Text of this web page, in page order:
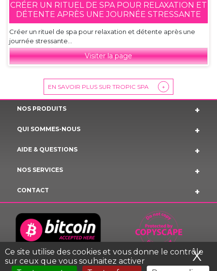
Ce site utilise des cookies et vous donne le contrôle
sur ceux que vous souhaitez activer
X
CRÉER UN RITUEL DE SPA POUR RELAXATION ET
DÉTENTE APRÈS UNE JOURNÉE STRESSANTE
Créer un rituel de spa pour relaxation et détente après une
journée stressante...
Visiter la page
EN SAVOIR PLUS SUR TROPIC SPA +
NOS PRODUITS
QUI SOMMES-NOUS
AIDE & QUESTIONS
NOS SERVICES
CONTACT